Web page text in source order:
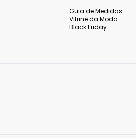
Guia de Medidas
Vitrine da Moda
Black Friday